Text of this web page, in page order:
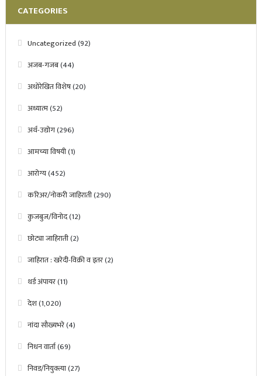
CATEGORIES
Uncategorized(92)
अजब-गजब(44)
अधोरेखित विशेष(20)
अध्यात्म(52)
अर्थ-उद्योग(296)
आमच्या विषयी(1)
आरोग्य(452)
करिअर/नोकरी जाहिराती(290)
कुजबुज/विनोद(12)
छोट्या जाहिराती(2)
जाहिरात : खरेदी-विक्री व इतर(2)
थर्ड अंपायर(11)
देश(1,020)
नांदा सौख्यभरे(4)
निधन वार्ता(69)
निवड/नियुक्त्या(27)